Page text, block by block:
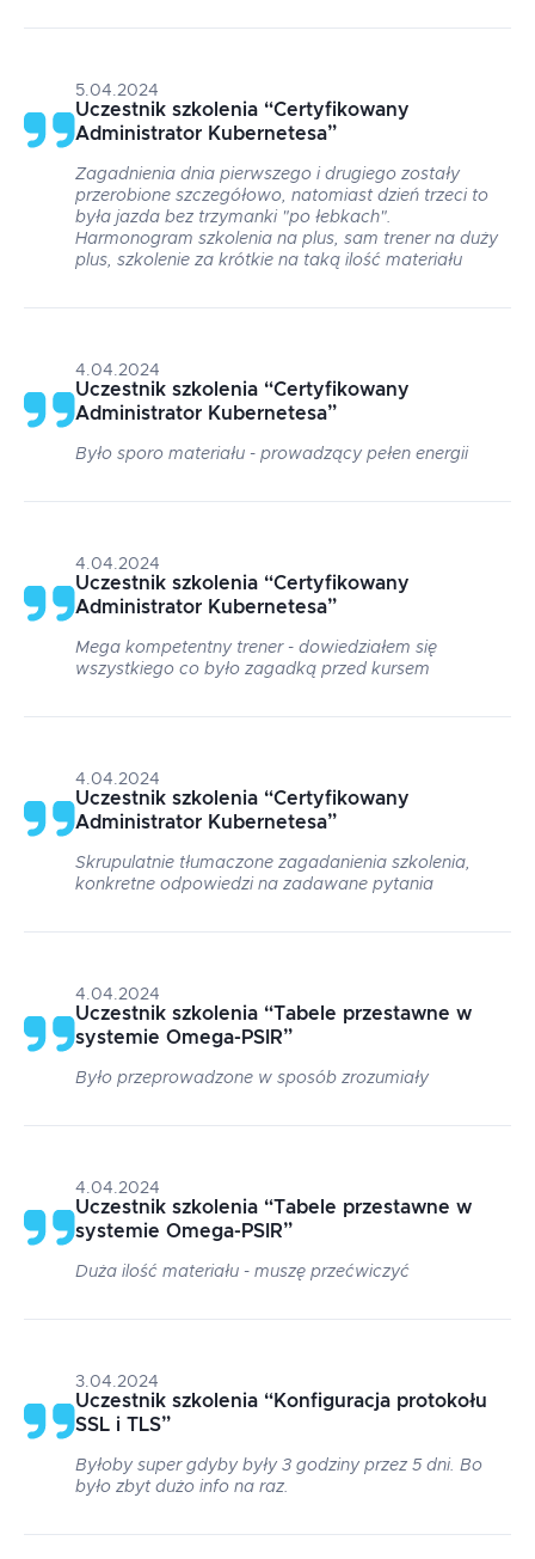
5.04.2024
Uczestnik szkolenia “Certyfikowany
Administrator Kubernetesa”
Zagadnienia dnia pierwszego i drugiego zostały
przerobione szczegółowo, natomiast dzień trzeci to
była jazda bez trzymanki "po łebkach".
Harmonogram szkolenia na plus, sam trener na duży
plus, szkolenie za krótkie na taką ilość materiału
4.04.2024
Uczestnik szkolenia “Certyfikowany
Administrator Kubernetesa”
Było sporo materiału - prowadzący pełen energii
4.04.2024
Uczestnik szkolenia “Certyfikowany
Administrator Kubernetesa”
Mega kompetentny trener - dowiedziałem się
wszystkiego co było zagadką przed kursem
4.04.2024
Uczestnik szkolenia “Certyfikowany
Administrator Kubernetesa”
Skrupulatnie tłumaczone zagadanienia szkolenia,
konkretne odpowiedzi na zadawane pytania
4.04.2024
Uczestnik szkolenia “Tabele przestawne w
systemie Omega-PSIR”
Było przeprowadzone w sposób zrozumiały
4.04.2024
Uczestnik szkolenia “Tabele przestawne w
systemie Omega-PSIR”
Duża ilość materiału - muszę przećwiczyć
3.04.2024
Uczestnik szkolenia “Konfiguracja protokołu
SSL i TLS”
Byłoby super gdyby były 3 godziny przez 5 dni. Bo
było zbyt dużo info na raz.